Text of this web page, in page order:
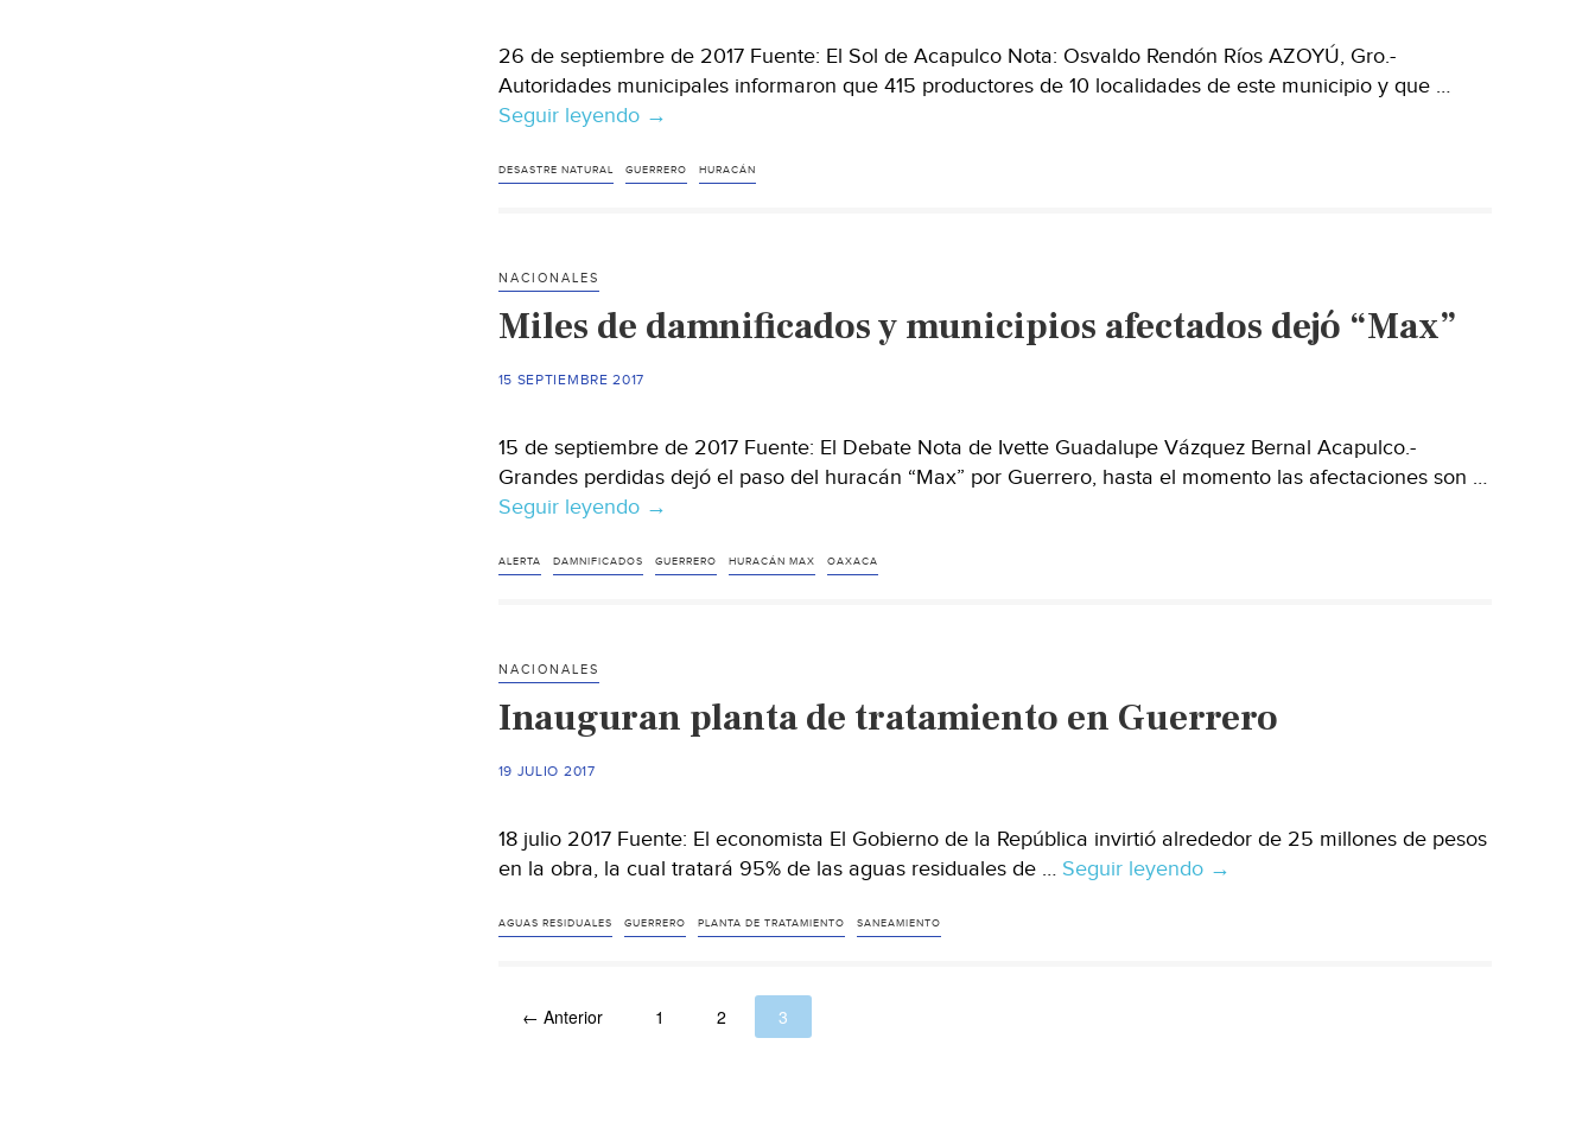
México
(e-
26 de septiembre de 2017 Fuente: El Sol de Acapulco Nota: Osvaldo Rendón Ríos AZOYÚ, Gro.-
Autoridades municipales informaron que 415 productores de 10 localidades de este municipio y que …
Seguir leyendo Cerca
96
→
DESASTRE NATURAL GUERRERO HURACÁN
NACIONALES
Miles de damnificados y municipios afectados dejó “Max”
15 SEPTIEMBRE 2017
15 de septiembre de 2017 Fuente: El Debate Nota de Ivette Guadalupe Vázquez Bernal Acapulco.-
Grandes perdidas dejó el paso del huracán “Max” por Guerrero, hasta el momento las afectaciones son …
Seguir leyendo Miles
damnificados
“Max”
→
ALERTA DAMNIFICADOS GUERRERO HURACÁN MAX OAXACA
NACIONALES
Inauguran planta de tratamiento en Guerrero
19 JULIO 2017
18 julio 2017 Fuente: El economista El Gobierno de la República invirtió alrededor de 25 millones de pesos
en la obra, la cual tratará 95% de las aguas residuales de … Seguir leyendo Inauguran
→
AGUAS RESIDUALES GUERRERO PLANTA DE TRATAMIENTO SANEAMIENTO
← Anterior 1 2 3